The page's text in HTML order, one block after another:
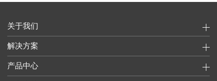
关于我们
解决方案
产品中心